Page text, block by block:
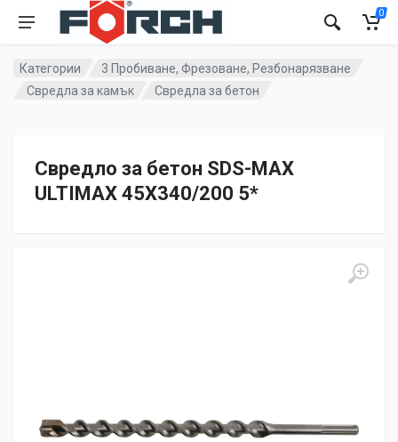
0
Категории
3 Пробиване, Фрезоване, Резбонарязване
Свредла за камък
Свредла за бетон
Свредло за бетон SDS-MAX
ULTIMAX 45X340/200 5*